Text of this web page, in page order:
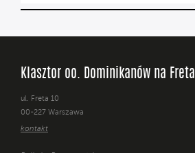
Klasztor oo. Dominikanów na Freta
ul. Freta 10
00-227 Warszawa
kontakt